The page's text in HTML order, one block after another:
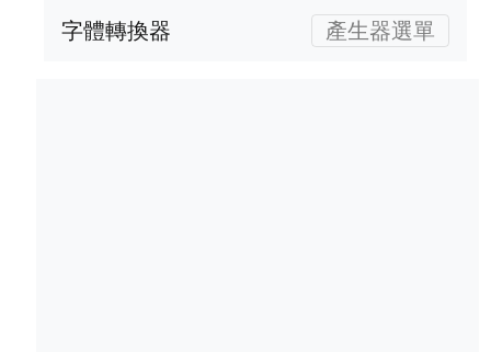
字體轉換器 產生器選單